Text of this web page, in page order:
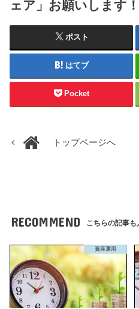
ェア」お願いします！
ポスト
はてブ
Pocket
トップページへ
RECOMMEND こちらの記事も
資産運用